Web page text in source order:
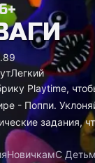
Легкий
Playtime,
- Поппи.
задания,
НовичкамС